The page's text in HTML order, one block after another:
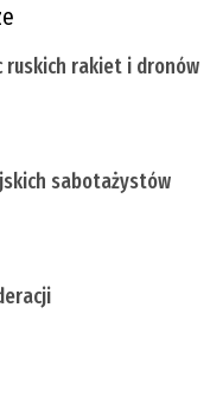
ruskich rakiet i dronów
sabotażystów